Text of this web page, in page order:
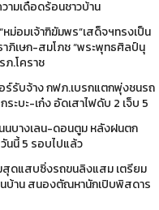
ามเดือดร้อนชาวบ้าน
ม่อมเจ้าฑิฆัมพร”เสด็จฯทรงเป็น
ภิเษก-สมโภช “พระพุทธศิลป์นุ
.โคราช
ร์รับจ้าง กฟภ.เบรกแตกพุ่งชนรถ
ะบะ-เก๋ง อัดเสาไฟดับ 2 เจ็บ 5
นบางเลน-ดอนตูม หลังฝนตก
นนี้ 5 รอบไปแล้ว
ดแสบซิ่งรถขนลิงแสม เตรียม
บ้าน สนองตัณหานักเปิบพิสดาร